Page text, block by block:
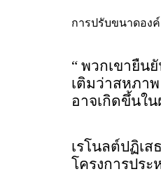
การปรับขนาดอง
“ พวกเขายืน
เติมว่าสหภา
อาจเกิดขึ้นใน
เรโนลต์ปฏิเ
โครงการปร